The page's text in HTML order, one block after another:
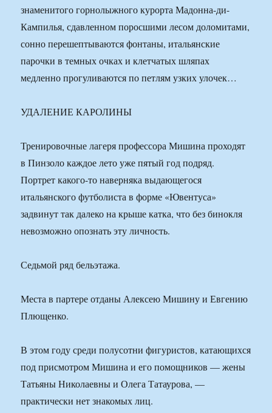
знаменитого горнолыжного курорта Мадонна-ди-
Кампилья, сдавленном поросшими лесом доломитами,
сонно перешептываются фонтаны, итальянские
парочки в темных очках и клетчатых шляпах
медленно прогуливаются по петлям узких улочек…
УДАЛЕНИЕ КАРОЛИНЫ
Тренировочные лагеря профессора Мишина проходят
в Пинзоло каждое лето уже пятый год подряд.
Портрет какого-то наверняка выдающегося
итальянского футболиста в форме «Ювентуса»
задвинут так далеко на крыше катка, что без бинокля
невозможно опознать эту личность.
Седьмой ряд бельэтажа.
Места в партере отданы Алексею Мишину и Евгению
Плющенко.
В этом году среди полусотни фигуристов, катающихся
под присмотром Мишина и его помощников — жены
Татьяны Николаевны и Олега Татаурова, —
практически нет знакомых лиц.